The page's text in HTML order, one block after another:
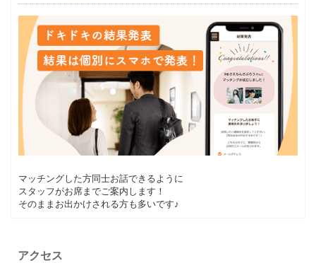
マッチングした方同士お話できるように
スタッフがお席までご案内します！
そのままお出かけされる方も多いです♪
アクセス